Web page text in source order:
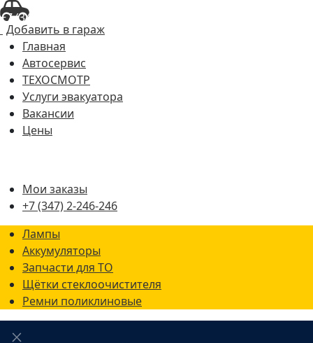
Добавить в гараж
Главная
Автосервис
ТЕХОСМОТР
Услуги эвакуатора
Вакансии
Цены
Мои заказы
+7 (347) 2-246-246
Лампы
Аккумуляторы
Запчасти для ТО
Щётки стеклоочистителя
Ремни поликлиновые
+7 (347) 2-246-246